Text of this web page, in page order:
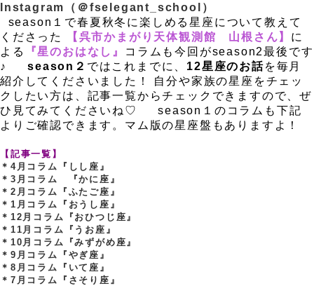
Instagram（ ＠fselegant_school）
season１で春夏秋冬に楽しめる星座について教えて
くださった
【呉市かまがり天体観測館 山根さん】 に
よる
『星のおはなし』
コラムも今回がseason2最後です
♪
season２ ではこれまでに、 12星座のお話を毎月
紹介してくださいました！ 自分や家族の星座をチェッ
クしたい方は、記事一覧からチェックできますので、ぜ
ひ見てみてくださいね♡
season１のコラムも下記
よりご確認できます。マム版の星座盤もありますよ！
【記事一覧】
＊4月コラム『しし座』
＊3月コラム 『かに座』
＊2月コラム『ふたご座』
＊1月コラム『おうし座』
＊12月コラム『おひつじ座』
＊11月コラム『うお座』
＊10月コラム『みずがめ座』
＊9月コラム『やぎ座』
＊8月コラム『いて座』
＊7月コラム『さそり座』